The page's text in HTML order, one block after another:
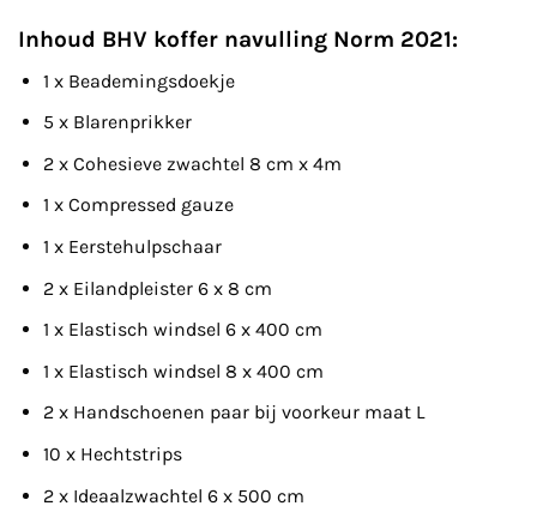
Inhoud BHV koffer navulling Norm 2021:
1 x Beademingsdoekje
5 x Blarenprikker
2 x Cohesieve zwachtel 8 cm x 4m
1 x Compressed gauze
1 x Eerstehulpschaar
2 x Eilandpleister 6 x 8 cm
1 x Elastisch windsel 6 x 400 cm
1 x Elastisch windsel 8 x 400 cm
2 x Handschoenen paar bij voorkeur maat L
10 x Hechtstrips
2 x Ideaalzwachtel 6 x 500 cm